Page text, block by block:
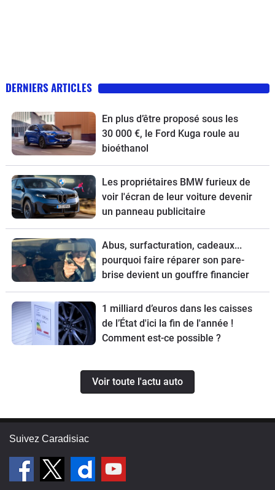
DERNIERS ARTICLES
En plus d’être proposé sous les
30 000 €, le Ford Kuga roule au
bioéthanol
Les propriétaires BMW furieux de
voir l'écran de leur voiture devenir
un panneau publicitaire
Abus, surfacturation, cadeaux...
pourquoi faire réparer son pare-
brise devient un gouffre financier
1 milliard d’euros dans les caisses
de l’État d'ici la fin de l'année !
Comment est-ce possible ?
Voir toute l'actu auto
Suivez Caradisiac